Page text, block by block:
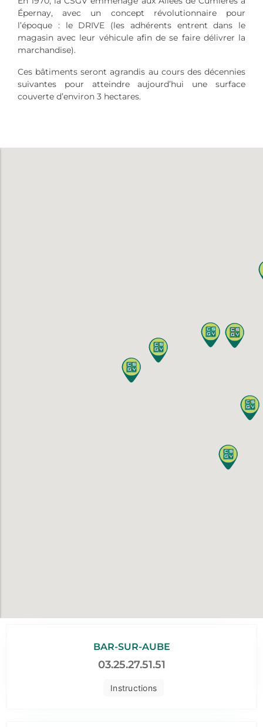
Épernay, avec un concept révolutionnaire pour
l’époque : le DRIVE (les adhérents entrent dans le
magasin avec leur véhicule afin de se faire délivrer la
marchandise).
Ces bâtiments seront agrandis au cours des décennies
suivantes pour atteindre aujourd’hui une surface
couverte d’environ 3 hectares.
Instructions
BAR-SUR-AUBE
03.25.27.51.51